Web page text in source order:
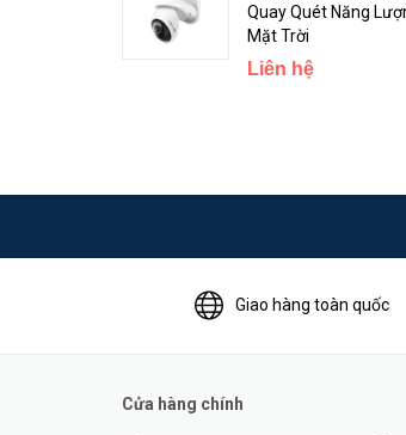
Quay Quét Năng
Mặt Trời
Liên hệ
Giao hàng toàn quốc
Cửa hàng chính